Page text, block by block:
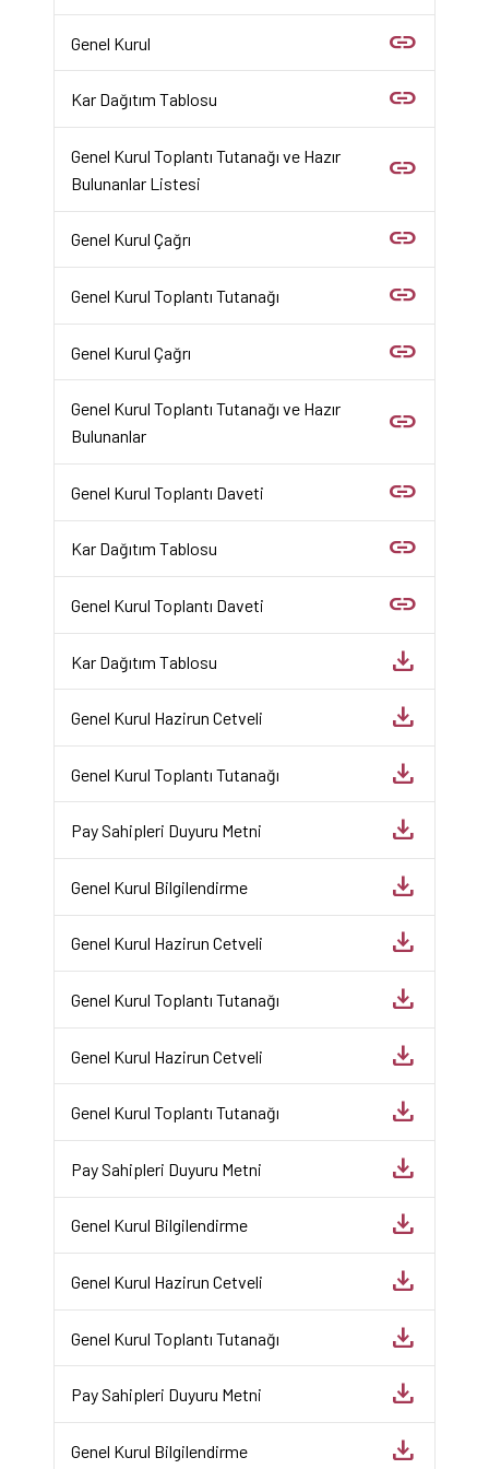
Genel Kurul link
Kar Dağıtım Tablosu link
Genel Kurul Toplantı Tutanağı ve Hazır
Bulunanlar Listesi
link
Genel Kurul Çağrı link
Genel Kurul Toplantı Tutanağı link
Genel Kurul Çağrı link
Genel Kurul Toplantı Tutanağı ve Hazır
Bulunanlar
link
Genel Kurul Toplantı Daveti link
Kar Dağıtım Tablosu link
Genel Kurul Toplantı Daveti link
Kar Dağıtım Tablosu download
Genel Kurul Hazirun Cetveli download
Genel Kurul Toplantı Tutanağı download
Pay Sahipleri Duyuru Metni download
Genel Kurul Bilgilendirme download
Genel Kurul Hazirun Cetveli download
Genel Kurul Toplantı Tutanağı download
Genel Kurul Hazirun Cetveli download
Genel Kurul Toplantı Tutanağı download
Pay Sahipleri Duyuru Metni download
Genel Kurul Bilgilendirme download
Genel Kurul Hazirun Cetveli download
Genel Kurul Toplantı Tutanağı download
Pay Sahipleri Duyuru Metni download
Genel Kurul Bilgilendirme download